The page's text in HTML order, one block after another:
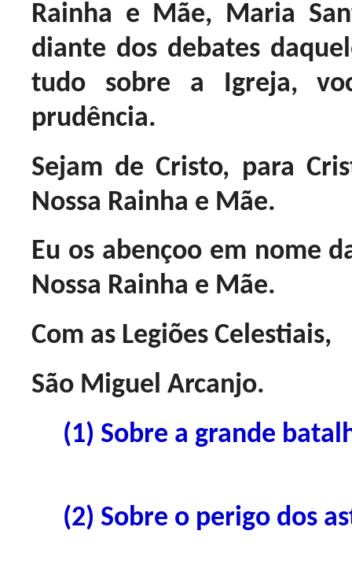
Rainha e Mãe, Maria
diante dos debates
tudo sobre a Igreja,
prudência.
Sejam de Cristo, para
Nossa Rainha e Mãe.
Eu os abençoo em nome
Nossa Rainha e Mãe.
Com as Legiões Celestiais,
São Miguel Arcanjo.
(1) Sobre a grande
(2) Sobre o perigo dos